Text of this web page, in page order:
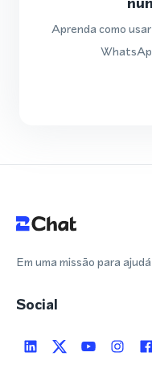
Aprenda como
Em uma missão para
Social